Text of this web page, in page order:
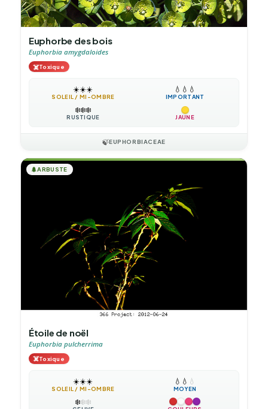
Euphorbe des bois
Euphorbia amygdaloides
☠️Toxique
☀️☀️☀️
SOLEIL / MI-OMBRE
💧 💧 💧
IMPORTANT
❄️❄️❄️
RUSTIQUE JAUNE
🍃EUPHORBIACEAE
🌲ARBUSTE
Étoile de noël
Euphorbia pulcherrima
☠️Toxique
☀️☀️☀️
SOLEIL / MI-OMBRE
💧 💧 💧
MOYEN
❄️❄️❄️